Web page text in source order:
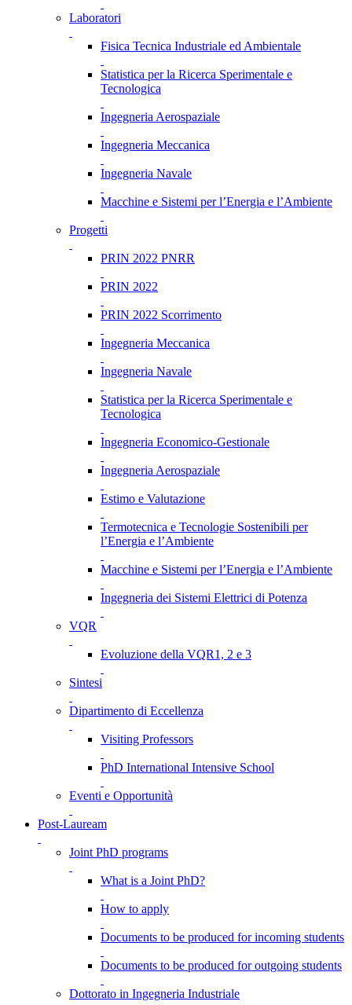
Laboratori
Fisica Tecnica Industriale ed Ambientale
Statistica per la Ricerca Sperimentale e
Tecnologica
Ingegneria Aerospaziale
Ingegneria Meccanica
Ingegneria Navale
Macchine e Sistemi per l’Energia e l’Ambiente
Progetti
PRIN 2022 PNRR
PRIN 2022
PRIN 2022 Scorrimento
Ingegneria Meccanica
Ingegneria Navale
Statistica per la Ricerca Sperimentale e
Tecnologica
Ingegneria Economico-Gestionale
Ingegneria Aerospaziale
Estimo e Valutazione
Termotecnica e Tecnologie Sostenibili per
l’Energia e l’Ambiente
Macchine e Sistemi per l’Energia e l’Ambiente
Ingegneria dei Sistemi Elettrici di Potenza
VQR
Evoluzione della VQR1, 2 e 3
Sintesi
Dipartimento di Eccellenza
Visiting Professors
PhD International Intensive School
Eventi e Opportunità
Post-Lauream
Joint PhD programs
What is a Joint PhD?
How to apply
Documents to be produced for incoming students
Documents to be produced for outgoing students
Dottorato in Ingegneria Industriale